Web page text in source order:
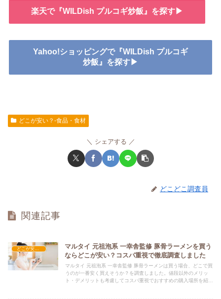
楽天で『WILDish プルコギ炒飯』を探す▶
Yahoo!ショッピングで『WILDish プルコギ
炒飯』を探す▶
どこが安い？-食品・食材
シェアする
どこどこ調査員
関連記事
どこが安い？-食品・食材
マルタイ 元祖泡系 一幸舎監修 豚骨ラーメンを買う
ならどこが安い？コスパ重視で徹底調査しました
マルタイ 元祖泡系 一幸舎監修 豚骨ラーメンは買う場合、どこで買
うのが一番安く買えそうか？を調査しました。値段以外のメリッ
ト・デメリットも考慮してコスパ重視でおすすめの購入場所を紹介